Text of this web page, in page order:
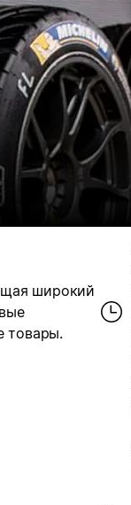
широкий
товары.